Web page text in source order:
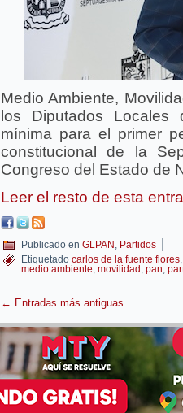
Medio Ambiente,
los Diputados
mínima para el primer
constitucional de la
Congreso del Estado de
Leer el resto de esta
Publicado en GLPAN , Partidos |
Etiquetado carlos de la fuente flores
medio ambiente, movilidad , pan,
← Entradas más antiguas